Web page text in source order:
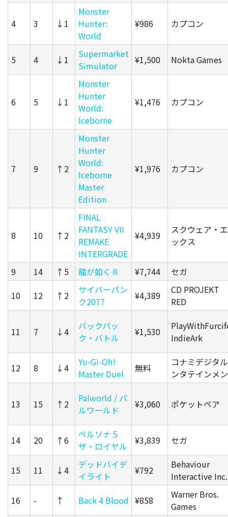
4 3 ↓1
Monster
Hunter:
World
¥986 カプコン
5 4 ↓1
Supermarket
Simulator
¥1,500 Nokta Games
6 5 ↓1
Monster
Hunter
World:
Iceborne
¥1,476 カプコン
7 9 ↑2
Monster
Hunter
World:
Iceborne
Master
Edition
¥1,976 カプコン
8 10 ↑2
FINAL
FANTASY VII
REMAKE
INTERGRADE
¥4,939
スクウェア・
ックス
9 14 ↑5 龍が如く８ ¥7,744
セガ
10
12 ↑2
サイバーパン
ク2077
¥4,389
CD PROJEKT
RED
11 7 ↓4
バックパッ
ク・バトル
¥1,530
IndieArk
12 8 ↓4
Yu-Gi-Oh!
Master Duel
無料
コナミデジタ
ンタテインメ
13 15 ↑2
Palworld / パ
ルワールド
¥3,060 ポケットペア
14 20 ↑6
ペルソナ５
ザ・ロイヤル
¥3,839 セガ
15 11 ↓4
デッドバイデ
イライト
¥792
Behaviour
Interactive Inc.
16
- ↑ Back 4 Blood ¥858
Warner Bros.
Games